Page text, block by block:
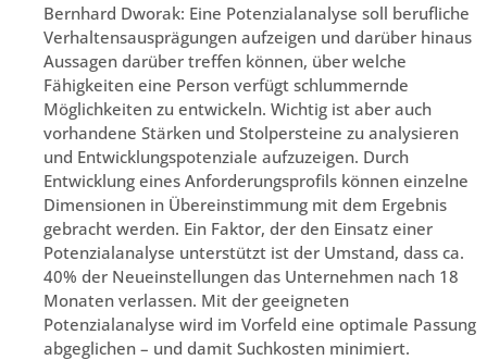
Bernhard Dworak: Eine Potenzialanalyse soll berufliche
Verhaltensausprägungen aufzeigen und darüber hinaus
Aussagen darüber treffen können, über welche
Fähigkeiten eine Person verfügt schlummernde
Möglichkeiten zu entwickeln. Wichtig ist aber auch
vorhandene Stärken und Stolpersteine zu analysieren
und Entwicklungspotenziale aufzuzeigen. Durch
Entwicklung eines Anforderungsprofils können einzelne
Dimensionen in Übereinstimmung mit dem Ergebnis
gebracht werden. Ein Faktor, der den Einsatz einer
Potenzialanalyse unterstützt ist der Umstand, dass ca.
40% der Neueinstellungen das Unternehmen nach 18
Monaten verlassen. Mit der geeigneten
Potenzialanalyse wird im Vorfeld eine optimale Passung
abgeglichen – und damit Suchkosten minimiert.